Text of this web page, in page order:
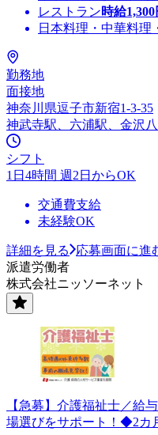
レストラン時給1,300
日本料理・中華料理
勤務地
面接地
神奈川県逗子市新宿1-3-35
神武寺駅、六浦駅、金沢
シフト
1日4時間 週2日からOK
交通費支給
未経験OK
詳細を見る
応募画面に進
派遣労働者
株式会社ニッソーネット
【急募】介護福祉士／給
場選びをサポート！◆2カ